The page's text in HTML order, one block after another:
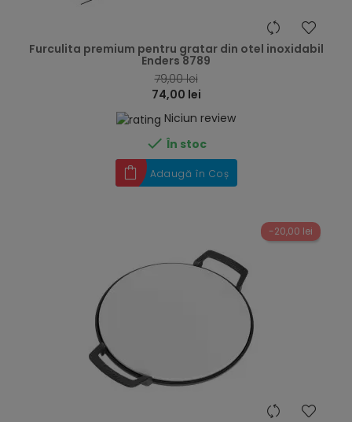
Furculita premium pentru gratar din otel inoxidabil
Enders 8789
79,00 lei
74,00 lei
Niciun review
 În stoc
Adaugă în Coș
-20,00 lei